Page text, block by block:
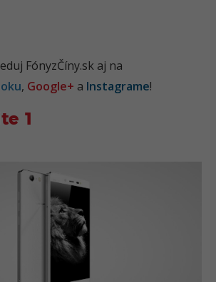
FónyzČíny.sk aj na
, Google+ a Instagrame!
1